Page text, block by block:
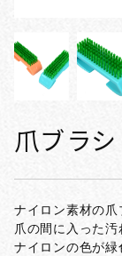
爪ブラ
ナイロン素材の爪
爪の間に入った汚
ナイロンの色が緑